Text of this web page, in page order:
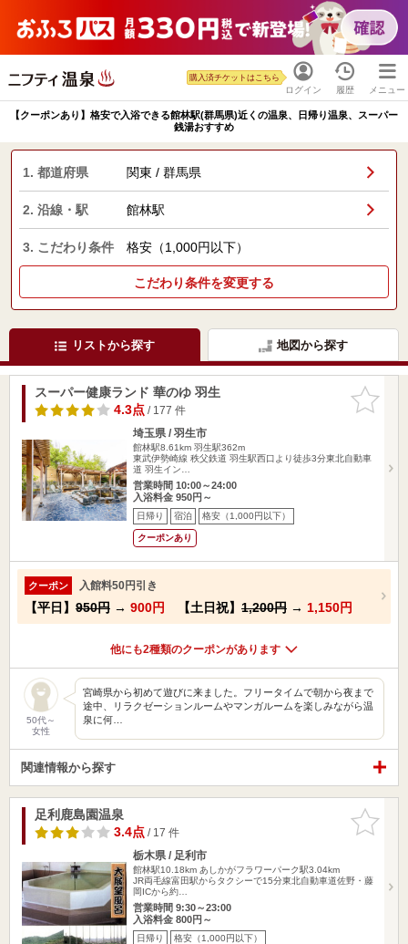
ログイン
購入済チケットはこちら
履歴 メニュー
【クーポンあり】格安で入浴できる館林駅(群馬県)近くの温泉、日帰り温泉、スーパー
銭湯おすすめ
1. 都道府県 関東 / 群馬県
2. 沿線・駅 館林駅
3. こだわり条件 格安（1,000円以下）
こだわり条件を変更する
リストから探す 地図から探す
お気に入
りに追加
スーパー健康ランド 華のゆ 羽生
4.3点/ 177 件
埼玉県 / 羽生市
館林駅8.61km 羽生駅362m
東武伊勢崎線 秩父鉄道 羽生駅西口より徒歩3分東北自動車
道 羽生イン…
営業時間 10:00～24:00
入浴料金 950円～
日帰り 宿泊 格安（1,000円以下）
クーポンあり
クーポン 入館料50円引き
【平日】 950円 → 900円 【土日祝】 1,200円 → 1,150円
他にも2種類のクーポンがあります
50代～
女性
宮崎県から初めて遊びに来ました。フリータイムで朝から夜まで
途中、リラクゼーションルームやマンガルームを楽しみながら温
泉に何…
関連情報から探す
お気に入
りに追加
足利鹿島園温泉
3.4点/ 17 件
栃木県 / 足利市
館林駅10.18km あしかがフラワーパーク駅3.04km
JR両毛線富田駅からタクシーで15分東北自動車道佐野・藤
岡ICから約…
営業時間 9:30～23:00
入浴料金 800円～
日帰り 格安（1,000円以下）